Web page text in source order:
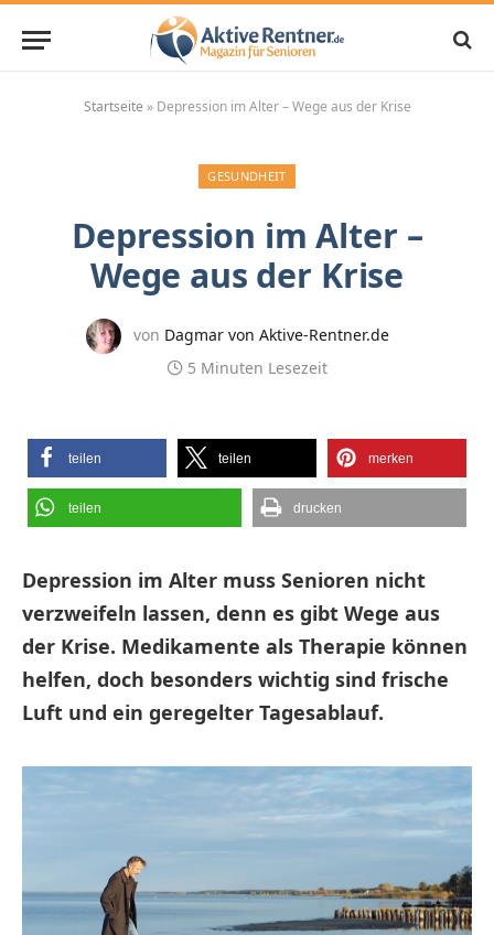
Startseite » Depression im Alter – Wege aus der Krise
GESUNDHEIT
Depression im Alter –
Wege aus der Krise
von Dagmar von Aktive-Rentner.de
5 Minuten Lesezeit
teilen teilen merken
teilen drucken
Depression im Alter muss Senioren nicht
verzweifeln lassen, denn es gibt Wege aus
der Krise. Medikamente als Therapie können
helfen, doch besonders wichtig sind frische
Luft und ein geregelter Tagesablauf.